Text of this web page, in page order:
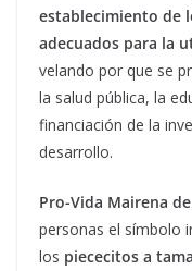
establecimiento de
adecuados para la
velando por que se
la salud pública, la
financiación de la
desarrollo.
Pro-Vida Mairena
personas el símbolo
los piececitos a